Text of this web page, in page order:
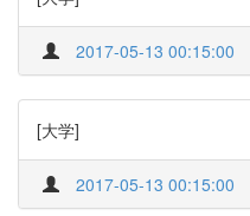
2017-05-13 00:15:00
[大学]
2017-05-13 00:15:00